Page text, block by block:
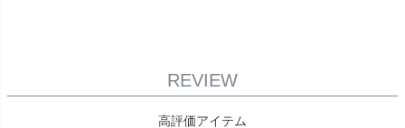
REVIEW
高評価アイテム